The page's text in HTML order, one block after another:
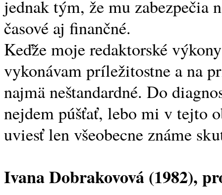
jednak tým, že mu zabezpečia
časové aj finančné.
Keďže moje redaktorské
vykonávam príležitostne a na
najmä neštandardné. Do
nejdem púšťať, lebo mi v tejto
uviesť len všeobecne známe
Ivana Dobrakovová (1982),